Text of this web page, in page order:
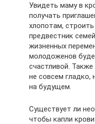
Увидеть маму в
получать
хлопотам,
предвестник
жизненных
молодоженов
счастливой.
не совсем гладко,
на будущем.
Существует ли
чтобы капли